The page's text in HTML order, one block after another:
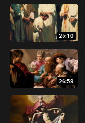
25:10
26:59